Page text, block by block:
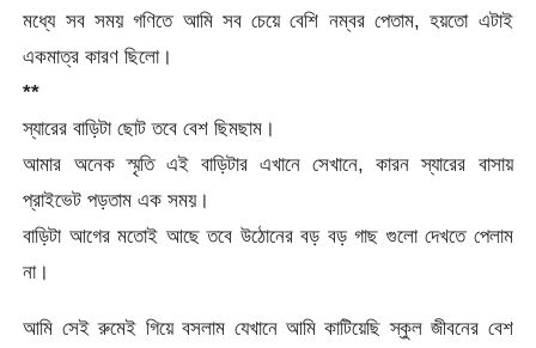
মধ্যে সব সময় গণিতে আমি সব চেয়ে বেশি নম্বর পেতাম, হয়তো এটাই
একমাত্র কারণ ছিলো।
**
স্যারের বাড়িটা ছোট তবে বেশ ছিমছাম।
আমার অনেক স্মৃতি এই বাড়িটার এখানে সেখানে, কারন স্যারের বাসায়
প্রাইভেট পড়তাম এক সময়।
বাড়িটা আগের মতোই আছে তবে উঠোনের বড় বড় গাছ গুলো দেখতে পেলাম
না।
আমি সেই রুমেই গিয়ে বসলাম যেখানে আমি কাটিয়েছি স্কুল জীবনের বেশ